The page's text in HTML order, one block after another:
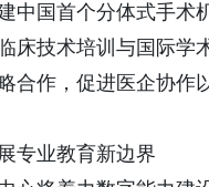
中国首个分体式手
床技术培训与国际
合作，促进医企协
专业教育新边界